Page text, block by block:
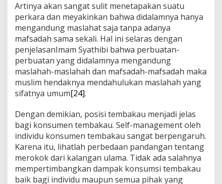
Artinya akan sangat sulit menetapakan suatu
perkara dan meyakinkan bahwa didalamnya hanya
mengandung maslahat saja tanpa adanya
mafsadah sama sekali. Hal ini selaras dengan
penjelasanImam Syathibi bahwa perbuatan-
perbuatan yang didalamnya mengandung
maslahah-maslahah dan mafsadah-mafsadah maka
muslim hendaknya mendahulukan maslahah yang
sifatnya umum[24].
Dengan demikian, posisi tembakau menjadi jelas
bagi konsumen tembakau. Self-management oleh
individu konsumen tembakau sangat berpengaruh.
Karena itu, lihatlah perbedaan pandangan tentang
merokok dari kalangan ulama. Tidak ada salahnya
mempertimbangkan dampak konsumsi tembakau
baik bagi individu maupun semua pihak yang